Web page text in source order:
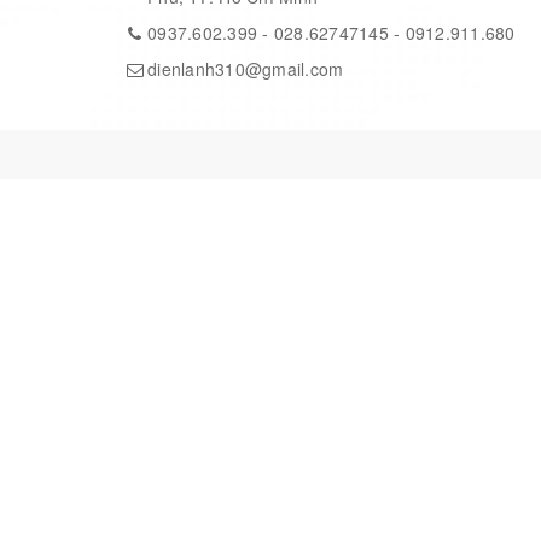
0937.602.399 - 028.62747145 - 0912.911.680
dienlanh310@gmail.com